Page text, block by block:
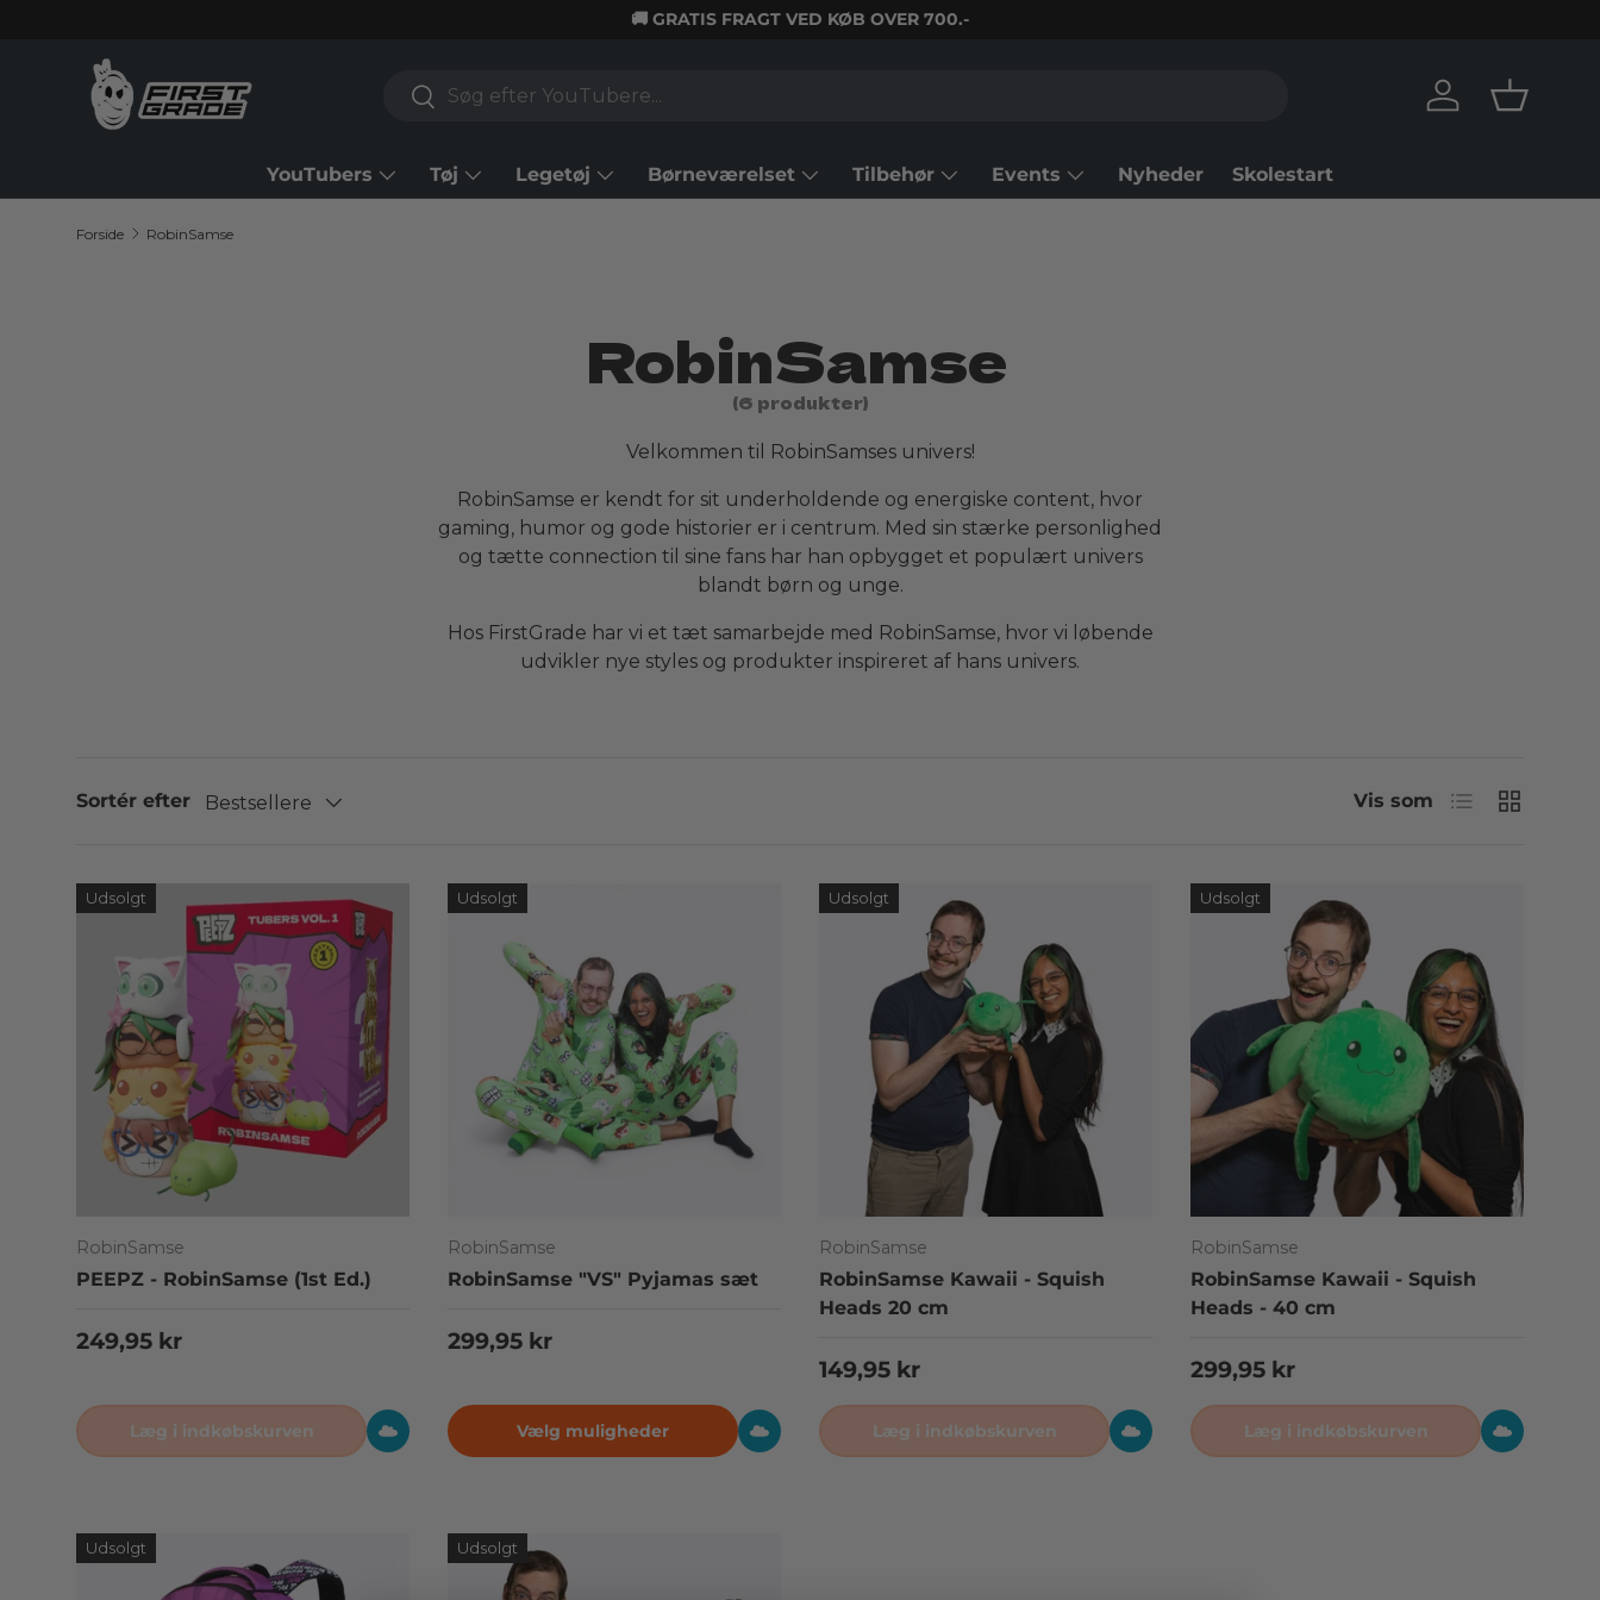
🚚 GRATIS FRAGT VED KØB OVER 700.-
Søg
Søg
Log indKurv
YouTubers Tøj Legetøj Børneværelset Tilbehør Events Nyheder Skolestart
Forside RobinSamse
RobinSamse
(6 produkter)
Velkommen til RobinSamses univers!
RobinSamse er kendt for sit underholdende og energiske content, hvor
gaming, humor og gode historier er i centrum. Med sin stærke personlighed
og tætte connection til sine fans har han opbygget et populært univers
blandt børn og unge.
Hos FirstGrade har vi et tæt samarbejde med RobinSamse, hvor vi løbende
udvikler nye styles og produkter inspireret af hans univers.
Sortér efter Bestsellere Vis som Liste Gitter
Udsolgt
RobinSamse
PEEPZ - RobinSamse (1st Ed.)
Normalpris
249,95 kr
Læg i indkøbskurven
Udsolgt
RobinSamse
RobinSamse "VS" Pyjamas sæt
Normalpris
299,95 kr
Vælg muligheder
Udsolgt
RobinSamse
RobinSamse Kawaii - Squish
Heads 20 cm
Normalpris
149,95 kr
Læg i indkøbskurven
Udsolgt
RobinSamse
RobinSamse Kawaii - Squish
Heads - 40 cm
Normalpris
299,95 kr
Læg i indkøbskurven
Udsolgt Udsolgt